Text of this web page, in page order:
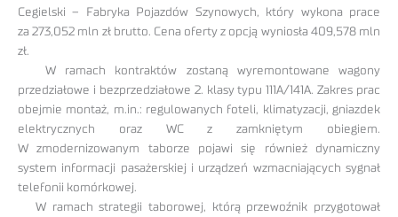
Cegielski – Fabryka Pojazdów Szynowych, który wykona prace
za 273,052 mln zł brutto. Cena oferty z opcją wyniosła 409,578 mln
zł.
W ramach kontraktów zostaną wyremontowane wagony
przedziałowe i bezprzedziałowe 2. klasy typu 111A/141A. Zakres prac
obejmie montaż, m.in.: regulowanych foteli, klimatyzacji, gniazdek
elektrycznych oraz WC z zamkniętym obiegiem.
W zmodernizowanym taborze pojawi się również dynamiczny
system informacji pasażerskiej i urządzeń wzmacniających sygnał
telefonii komórkowej.
W ramach strategii taborowej, którą przewoźnik przygotował